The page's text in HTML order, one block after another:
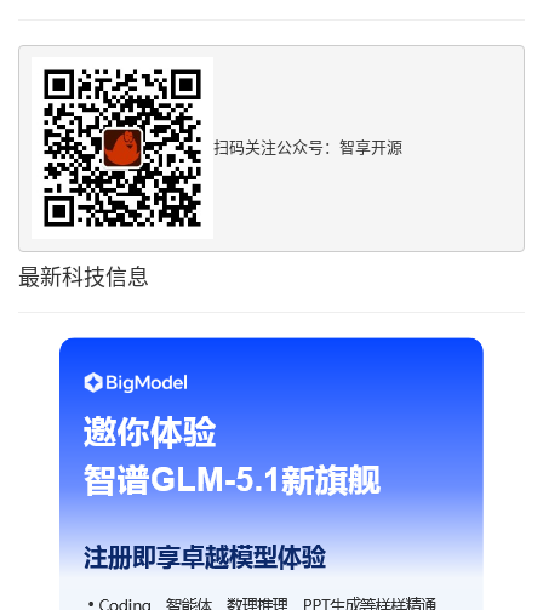
扫码关注公众号：智享开源
最新科技信息